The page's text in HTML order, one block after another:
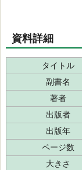
資料詳細
タイトル
副書名
著者
出版者
出版年
ページ数
大きさ